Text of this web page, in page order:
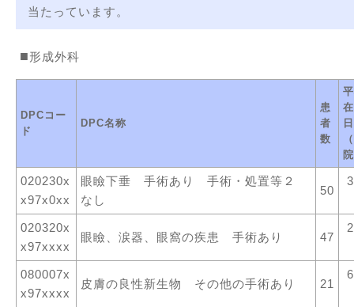
当たっています。
形成外科
DPCコー
ド
DPC名称
患
者
数
020230x
x97x0xx
眼瞼下垂 手術あり 手術・処置等２
なし
50
020320x
x97xxxx
眼瞼、涙器、眼窩の疾患 手術あり 47
080007x
x97xxxx
皮膚の良性新生物 その他の手術あり 21